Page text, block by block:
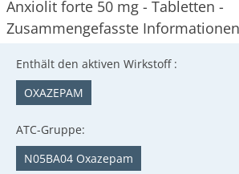
Anxiolit forte 50 mg - Tabletten -
Zusammengefasste Informationen
Enthält den aktiven Wirkstoff :
OXAZEPAM
ATC-Gruppe:
N05BA04 Oxazepam